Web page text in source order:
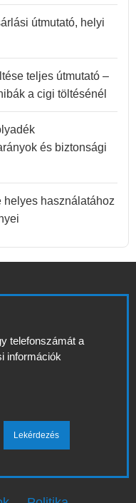
útmutató, helyi
teljes útmutató –
a cigi töltésénél
és biztonsági
helyes használatához
telefonszámát a
információk